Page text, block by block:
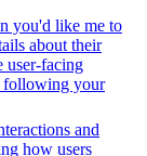
you'd like me to
about their
user-facing
following your
and
how users